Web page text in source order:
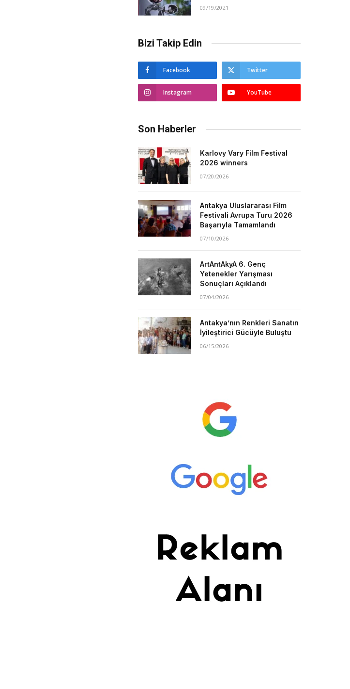
09/19/2021
Bizi Takip Edin
Facebook Twitter
Instagram YouTube
Son Haberler
Karlovy Vary Film Festival
2026 winners
07/20/2026
Antakya Uluslararası Film
Festivali Avrupa Turu 2026
Başarıyla Tamamlandı
07/10/2026
ArtAntAkyA 6. Genç
Yetenekler Yarışması
Sonuçları Açıklandı
07/04/2026
Antakya’nın Renkleri Sanatın
İyileştirici Gücüyle Buluştu
06/15/2026